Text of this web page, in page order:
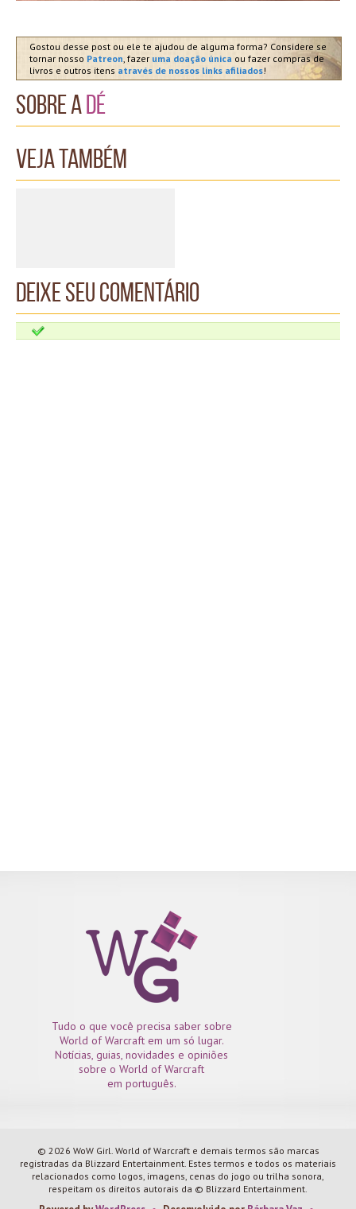
Gostou desse post ou ele te ajudou de alguma forma? Considere se
tornar nosso Patreon , fazer uma doação única ou fazer compras de
livros e outros itens através de nossos links afiliados!
Sobre aDé
Veja também
Deixe seu comentário
Tudo o que você precisa saber sobre
World of Warcraft em um só lugar.
Notícias, guias, novidades e opiniões
sobre o World of Warcraft
em português.
© 2026 WoW Girl. World of Warcraft e demais termos são marcas
registradas da Blizzard Entertainment. Estes termos e todos os materiais
relacionados como logos, imagens, cenas do jogo ou trilha sonora,
respeitam os direitos autorais da © Blizzard Entertainment.